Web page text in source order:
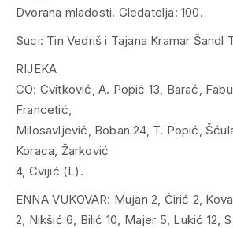
Dvorana mladosti. Gledatelja: 100.
Suci: Tin Vedriš i Tajana Kramar Šandl
RIJEKA
CO: Cvitković, A. Popić 13, Barać,
Francetić,
Milosavljević, Boban 24, T. Popić,
Koraca, Žarković
4, Cvijić (L).
ENNA VUKOVAR: Mujan 2, Ćirić 2,
2, Nikšić 6, Bilić 10, Majer 5, Lukić 12,